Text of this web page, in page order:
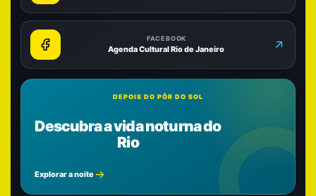
FACEBOOK
Agenda Cultural Rio de Janeiro
DEPOIS DO PÔR DO SOL
Descubra a vida noturna do
Rio
Explorar a noite